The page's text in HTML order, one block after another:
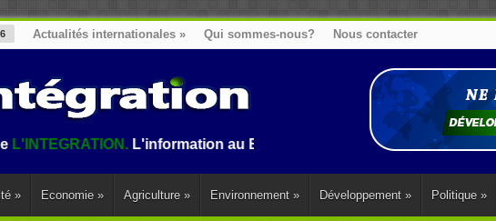
Actualités internationales » Qui sommes-nous? Nous contacter
L'information au Benin, en Afrique et dans le monde.
» Economie » Agriculture » Environnement » Développement » Politique »